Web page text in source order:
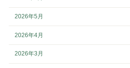
2026年5月
2026年4月
2026年3月